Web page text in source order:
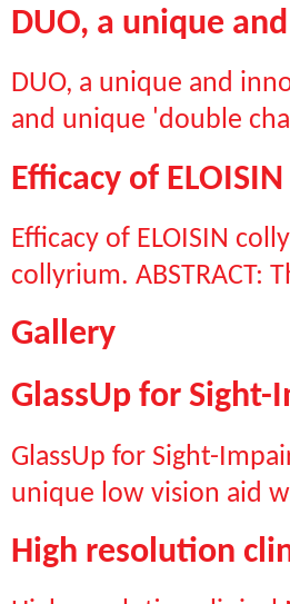
DUO, a unique
DUO, a unique and
and unique 'double
Efficacy of
Efficacy of ELOISIN
collyrium. ABSTRACT:
Gallery
GlassUp for Sight-
GlassUp for Sight-
unique low vision aid
High resolution